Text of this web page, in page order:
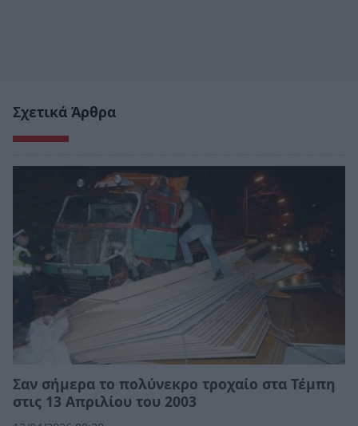
Σχετικά Άρθρα
Σαν σήμερα το πολύνεκρο τροχαίο στα Τέμπη
στις 13 Απριλίου του 2003